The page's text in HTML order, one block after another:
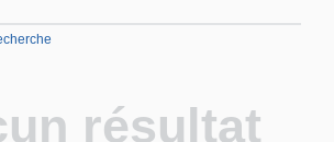
résultat